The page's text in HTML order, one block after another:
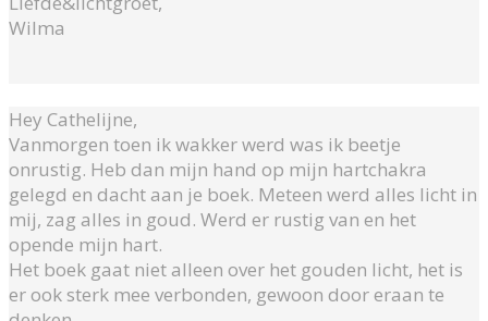
Wilma
Hey Cathelijne,
Vanmorgen toen ik wakker werd was ik beetje
onrustig. Heb dan mijn hand op mijn hartchakra
gelegd en dacht aan je boek. Meteen werd alles licht in
mij, zag alles in goud. Werd er rustig van en het
opende mijn hart.
Het boek gaat niet alleen over het gouden licht, het is
er ook sterk mee verbonden, gewoon door eraan te